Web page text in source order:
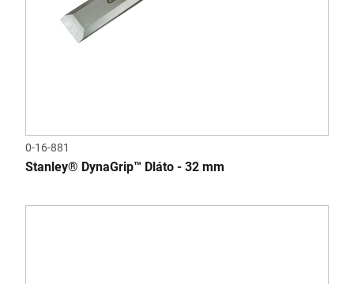
0-16-881
Stanley® DynaGrip™ Dláto - 32 mm